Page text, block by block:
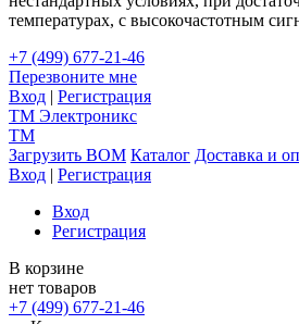
температурах, с высокочастотным
+7 (499) 677-21-46
Перезвоните мне
Вход | Регистрация
TM Электроникс
TM
Загрузить BOM Каталог Доставка и
Вход | Регистрация
Вход
Регистрация
В корзине
нет товаров
+7 (499) 677-21-46